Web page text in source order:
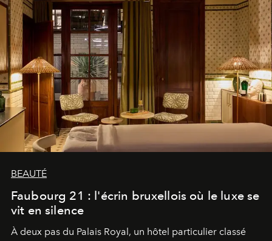
BEAUTÉ
Faubourg 21 : l'écrin bruxellois où le luxe se
vit en silence
À deux pas du Palais Royal, un hôtel particulier classé